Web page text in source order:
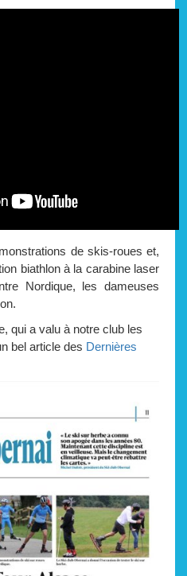
de skis-roues et,
biathlon à la carabine laser
Nordique, les dameuses
qui a valu à notre club les
bel article des Dernières